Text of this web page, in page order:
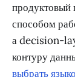
продуктовый
способом
а decision-
контуру
выбрать